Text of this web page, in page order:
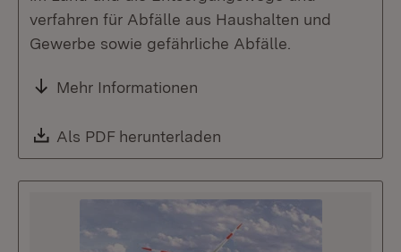
verfahren für Abfälle aus Haushalten und
Gewerbe sowie gefährliche Abfälle.
Mehr Informationen
Download:
Als PDF herunterladen